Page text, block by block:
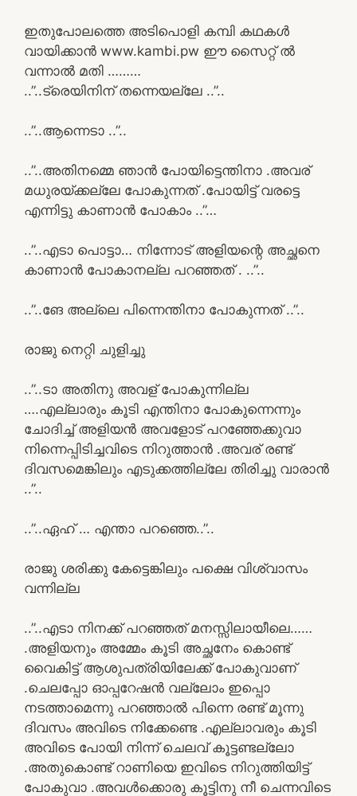
ഇതുപോലത്തെ അടിപൊളി കമ്പി കഥകൾ
വായിക്കാൻ www.kambi.pw ഈ സൈറ്റ് ൽ
വന്നാൽ മതി ………
..”..ട്രെയിനിന് തന്നെയല്ലേ ..”..
..”..ആന്നെടാ ..”..
..”..അതിനമ്മെ ഞാൻ പോയിട്ടെന്തിനാ .അവര്
മധുരയ്ക്കല്ലേ പോകുന്നത് .പോയിട്ട് വരട്ടെ
എന്നിട്ടു കാണാൻ പോകാം ..”…
..”..എടാ പൊട്ടാ… നിന്നോട് അളിയന്റെ അച്ഛനെ
കാണാൻ പോകാനല്ല പറഞ്ഞത് . ..”..
..”..ങേ അല്ലെ പിന്നെന്തിനാ പോകുന്നത് ..”..
രാജു നെറ്റി ചുളിച്ചു
..”..ടാ അതിനു അവള് പോകുന്നില്ല
….എല്ലാരും കൂടി എന്തിനാ പോകുന്നെന്നും
ചോദിച്ച് അളിയൻ അവളോട്‌ പറഞ്ഞേക്കുവാ
നിന്നെപ്പിടിച്ചവിടെ നിറുത്താൻ .അവര് രണ്ട്
ദിവസമെങ്കിലും എടുക്കത്തില്ലേ തിരിച്ചു വാരാൻ
..”..
..”..ഏഹ് … എന്താ പറഞ്ഞെ..”..
രാജു ശരിക്കു കേട്ടെങ്കിലും പക്ഷെ വിശ്വാസം
വന്നില്ല
..”..എടാ നിനക്ക് പറഞ്ഞത് മനസ്സിലായീലെ……
.അളിയനും അമ്മേം കൂടി അച്ഛനേം കൊണ്ട്
വൈകിട്ട് ആശുപത്രിയിലേക്ക് പോകുവാണ്
.ചെലപ്പോ ഓപ്പറേഷൻ വല്ലോം ഇപ്പൊ
നടത്താമെന്നു പറഞ്ഞാൽ പിന്നെ രണ്ട് മൂന്നു
ദിവസം അവിടെ നിക്കേണ്ടെ .എല്ലാവരും കൂടി
അവിടെ പോയി നിന്ന് ചെലവ് കൂട്ടണ്ടല്ലോ
.അതുകൊണ്ട് റാണിയെ ഇവിടെ നിറുത്തിയിട്ട്
പോകുവാ .അവൾക്കൊരു കൂട്ടിനു നീ ചെന്നവിടെ